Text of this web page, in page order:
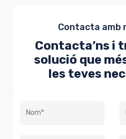
Contacta amb
Contacta’ns i
solució que
les teves